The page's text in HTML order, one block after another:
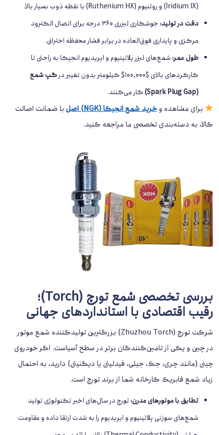
(Iridium IX) و روتنیوم (Ruthenium HX) با نقطه ذوب بسیار بالا.
دقت در تولید:
جوشکاری لیزری ۳۶۰ درجه برای اتصال الکترود
مرکزی و پایداری فوق‌العاده در برابر فشار محفظه احتراق.
طول عمر:شمع‌های لیزر پلاتینیوم و ایریدیوم انجیکا به راحتی تا
کارکردهای بالای $100,000$ کیلومتر بدون تغییر در
گپ شمع
(Spark Plug Gap)
کار می‌کنند.
برای مشاهده وخرید شمع انجیکا (NGK) اصل
با ضمانت اصالت
کالا، به دسته‌بندی تخصصی ما مراجعه کنید.
بررسی تخصصی شمع تورچ (Torch)؛
رقیب اقتصادی با استانداردهای جهانی
شرکت تورچ (Zhuzhou Torch) بزرگترین تولیدکننده شمع موتور
در چین و یکی از تامین‌کنندگان برتر در سطح آسیاست. اگر خودروی
چینی (مانند چری، جک، جیلی، فیدلیتی یا دیگنیتی) دارید، به احتمال
زیاد شمع فابریک کارخانه شما از برند تورچ است.
تطابق با موتورهای مدرن:تورچ در سال‌های اخیر تکنولوژی تولید
شمع‌های سوزنی پلاتینیوم و ایریدیوم را به شدت ارتقا داده و مقاومت